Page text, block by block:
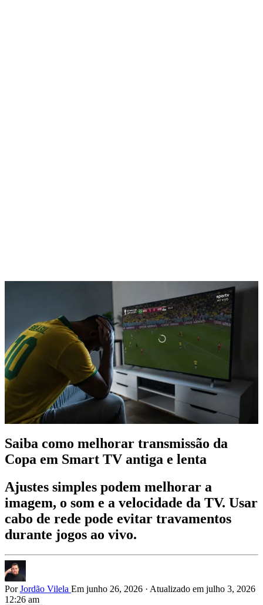
Saiba como melhorar transmissão da
Copa em Smart TV antiga e lenta
Ajustes simples podem melhorar a
imagem, o som e a velocidade da TV. Usar
cabo de rede pode evitar travamentos
durante jogos ao vivo.
PorJordão Vilela Em junho 26, 2026 · Atualizado em julho 3, 2026
12:26 am